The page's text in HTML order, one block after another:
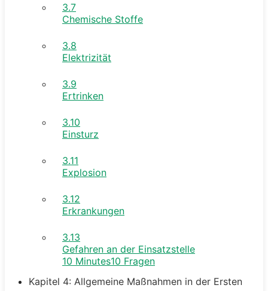
3.7
Chemische Stoffe
3.8
Elektrizität
3.9
Ertrinken
3.10
Einsturz
3.11
Explosion
3.12
Erkrankungen
3.13
Gefahren an der Einsatzstelle
10 Minutes10 Fragen
Kapitel 4: Allgemeine Maßnahmen in der Ersten